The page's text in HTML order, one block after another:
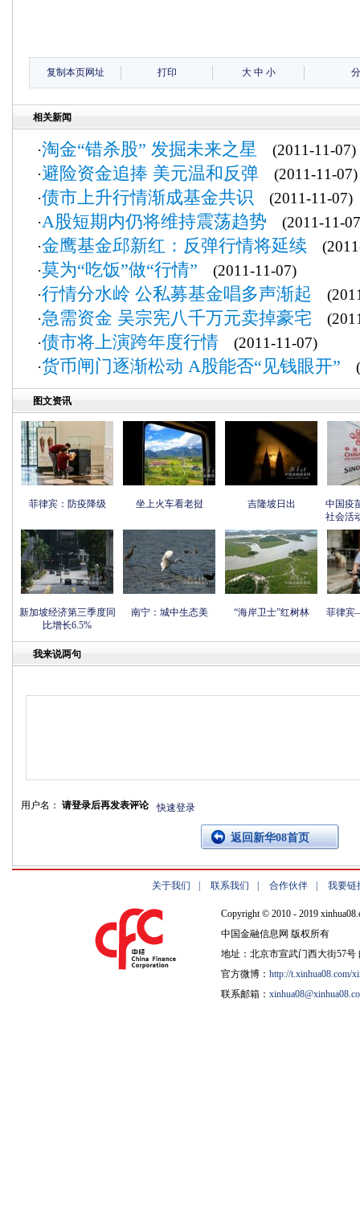
复制本页网址 打印 大 中 小
相关新闻
·淘金“错杀股” 发掘未来之星 (2011-11-07)
·避险资金追捧 美元温和反弹 (2011-11-07)
·债市上升行情渐成基金共识 (2011-11-07)
·A股短期内仍将维持震荡趋势 (2011-11-
·金鹰基金邱新红：反弹行情将延续
·莫为“吃饭”做“行情” (2011-11-07)
·行情分水岭 公私募基金唱多声渐起
·急需资金 吴宗宪八千万元卖掉豪宅
·债市将上演跨年度行情 (2011-11-07)
·货币闸门逐渐松动 A股能否“见钱眼开”
图文资讯
菲律宾：防疫降级 坐上火车看老挝 吉隆坡日出
中国疫
社会活
新加坡经济第三季度同
比增长6.5%
南宁：城中生态美 “海岸卫士”红树林 菲律宾
我来说两句
用户名： 请登录后再发表评论 快速登录
返回新华08首页
关于我们 联系我们 合作伙伴 我要链
Copyright © 2010 - 2019
中国金融信息网 版权所有
地址：北京市宣武门西大街57号
官方微博： http://t.xinhua08.com/
联系邮箱：